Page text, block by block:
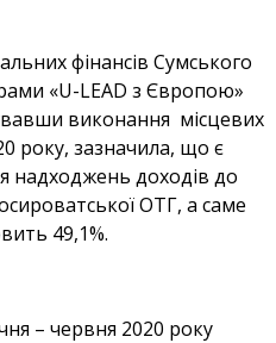
фінансів Сумського
«U-LEAD з Європою»
виконання місцевих
року, зазначила, що є
надходжень доходів до
ОТГ, а саме
49,1%.
– червня 2020 року